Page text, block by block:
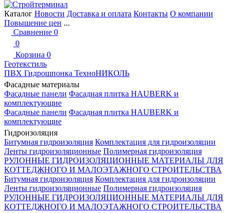
Каталог Новости Доставка и оплата Контакты О компании
Повышение цен ...
Сравнение 0
0
Корзина 0
Геотекстиль
ПВХ Гидрошпонка ТехноНИКОЛЬ
Фасадные материалы
Фасадные панели Фасадная плитка HAUBERK и
комплектующие
Фасадные панели Фасадная плитка HAUBERK и
комплектующие
Гидроизоляция
Битумная гидроизоляция Комплектация для гидроизоляции
Ленты гидроизоляционные Полимерная гидроизоляция
РУЛОННЫЕ ГИДРОИЗОЛЯЦИОННЫЕ МАТЕРИАЛЫ ДЛЯ
КОТТЕДЖНОГО И МАЛОЭТАЖНОГО СТРОИТЕЛЬСТВА
Битумная гидроизоляция Комплектация для гидроизоляции
Ленты гидроизоляционные Полимерная гидроизоляция
РУЛОННЫЕ ГИДРОИЗОЛЯЦИОННЫЕ МАТЕРИАЛЫ ДЛЯ
КОТТЕДЖНОГО И МАЛОЭТАЖНОГО СТРОИТЕЛЬСТВА